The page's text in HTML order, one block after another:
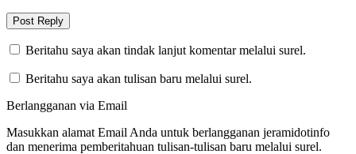
Beritahu saya akan tindak lanjut komentar melalui surel.
Beritahu saya akan tulisan baru melalui surel.
Berlangganan via Email
Masukkan alamat Email Anda untuk berlangganan jeramidotinfo
dan menerima pemberitahuan tulisan-tulisan baru melalui surel.